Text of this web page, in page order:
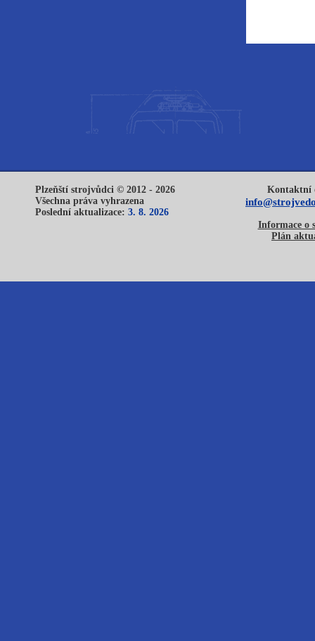
Plzeňští strojvůdci © 2012 - 2026
Všechna práva vyhrazena
Poslední aktualizace: 3. 8. 2026
Kontaktní
Informace o
Plán